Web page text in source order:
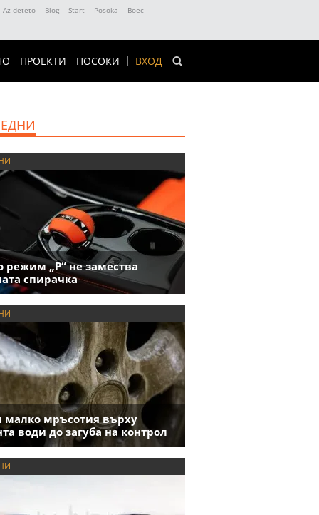
Az-deteto Blog Start Posoka
Boec
ВХОД
ПРОЕКТИ ПОСОКИ
режим „P“ не замества
спирачка
малко мръсотия върху
води до загуба на контрол